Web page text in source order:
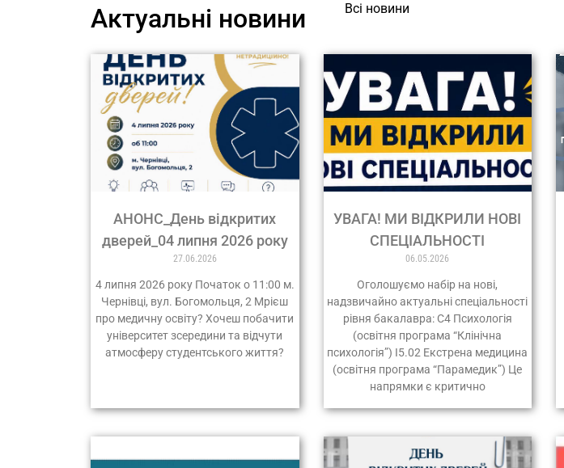
Актуальні новини Всі новини
АНОНС_День відкритих
дверей_04 липня 2026 року
27.06.2026
4 липня 2026 року Початок о 11:00 м.
Чернівці, вул. Богомольця, 2 Мрієш
про медичну освіту? Хочеш побачити
університет зсередини та відчути
атмосферу студентського життя?
УВАГА! МИ ВІДКРИЛИ НОВІ
СПЕЦІАЛЬНОСТІ
06.05.2026
Оголошуємо набір на нові,
надзвичайно актуальні спеціальності
рівня бакалавра: С4 Психологія
(освітня програма “Клінічна
психологія”) І5.02 Екстрена медицина
(освітня програма “Парамедик”) Це
напрямки є критично